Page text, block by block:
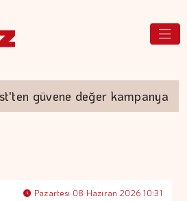
güvene değer kampanya
Pazartesi 08 Haziran 2026 10:31